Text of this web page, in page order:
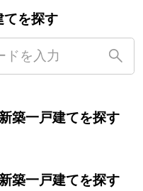
てを探す
築一戸建てを探す
築一戸建てを探す